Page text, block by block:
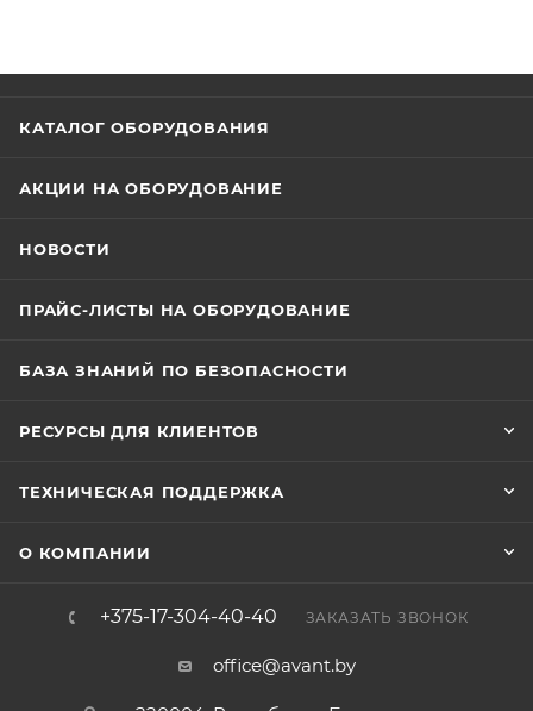
КАТАЛОГ ОБОРУДОВАНИЯ
АКЦИИ НА ОБОРУДОВАНИЕ
НОВОСТИ
ПРАЙС-ЛИСТЫ НА ОБОРУДОВАНИЕ
БАЗА ЗНАНИЙ ПО БЕЗОПАСНОСТИ
РЕСУРСЫ ДЛЯ КЛИЕНТОВ
ТЕХНИЧЕСКАЯ ПОДДЕРЖКА
О КОМПАНИИ
+375-17-304-40-40 ЗАКАЗАТЬ ЗВОНОК
office@avant.by